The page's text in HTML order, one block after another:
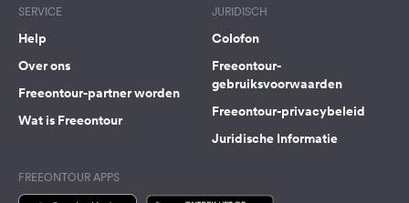
SERVICE
Help
Over ons
Freeontour-partner worden
Wat is Freeontour
JURIDISCH
Colofon
Freeontour-
gebruiksvoorwaarden
Freeontour-privacybeleid
Juridische Informatie
FREEONTOUR APPS